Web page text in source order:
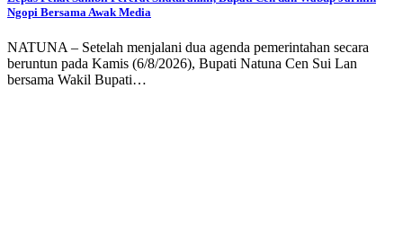
Ngopi Bersama Awak Media
NATUNA – Setelah menjalani dua agenda pemerintahan secara
beruntun pada Kamis (6/8/2026), Bupati Natuna Cen Sui Lan
bersama Wakil Bupati…